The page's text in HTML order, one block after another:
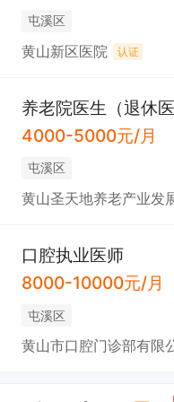
屯溪区
黄山新区医院 认证
养老院医生（退休医
4000-5000元/月
屯溪区
黄山圣天地养老产业发
口腔执业医师
8000-10000元/月
屯溪区
黄山市口腔门诊部有限